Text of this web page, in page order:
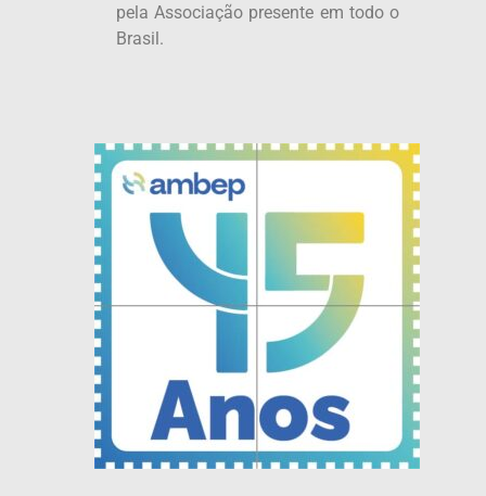
pela Associação presente em todo o
Brasil.